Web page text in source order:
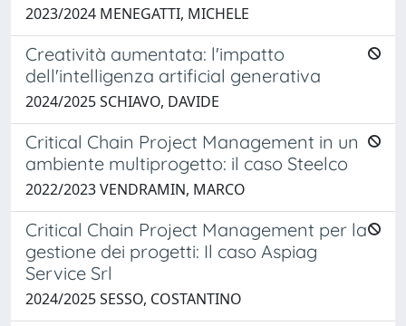
2023/2024 MENEGATTI, MICHELE
Creatività aumentata: l'impatto
dell'intelligenza artificial generativa
2024/2025 SCHIAVO, DAVIDE
Critical Chain Project Management in un
ambiente multiprogetto: il caso Steelco
2022/2023 VENDRAMIN, MARCO
Critical Chain Project Management per la
gestione dei progetti: Il caso Aspiag
Service Srl
2024/2025 SESSO, COSTANTINO